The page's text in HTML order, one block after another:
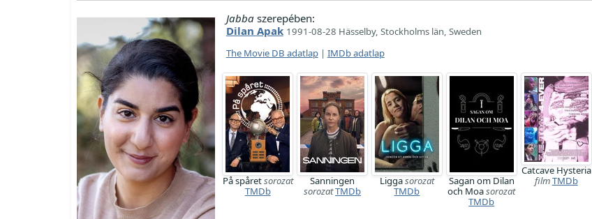
Jabbaszerepében:
Dilan Apak 1991-08-28 Hässelby, Stockholms län, Sweden
The Movie DB adatlap| IMDb adatlap
På spåretsorozat
TMDb
Sanningen
sorozatTMDb
Liggasorozat
TMDb
Sagan om Dilan
och Moasorozat
TMDb
Catcave Hysteria
filmTMDb